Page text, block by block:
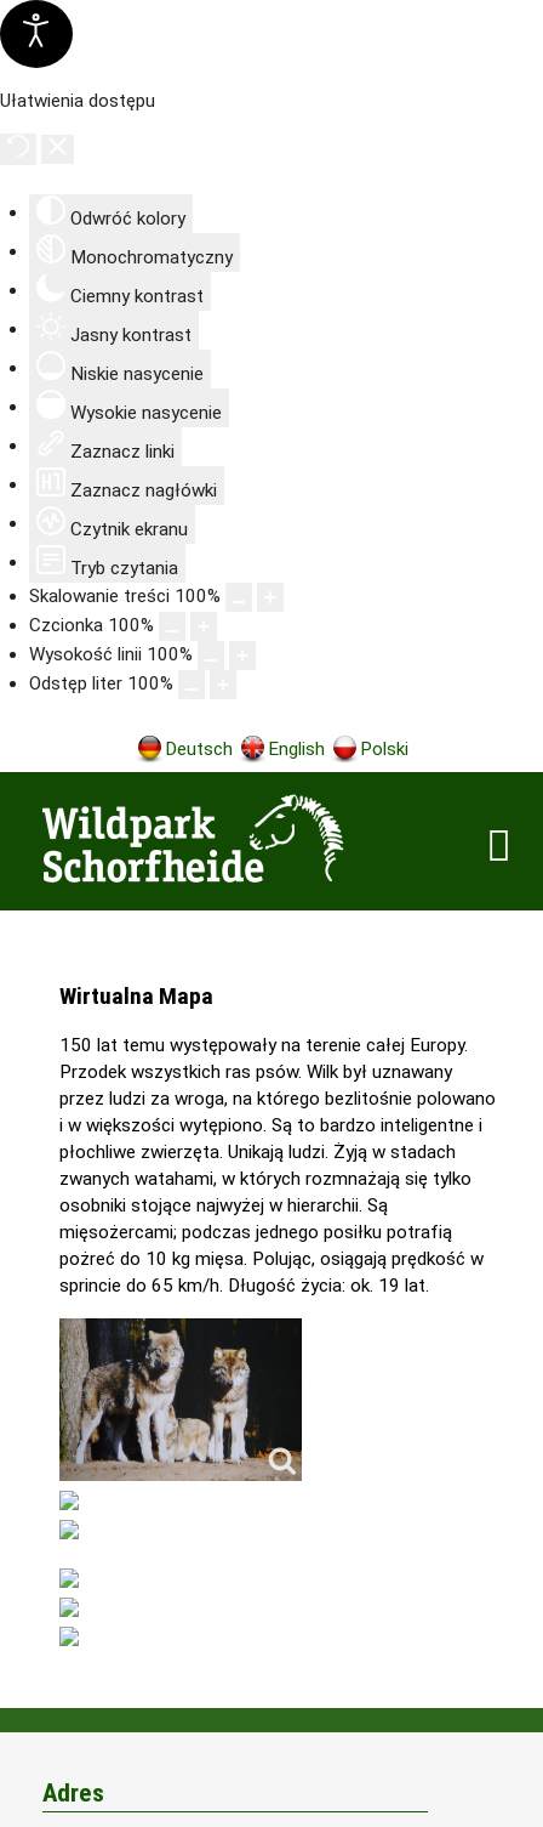
Ułatwienia dostępu
Odwróć kolory
Monochromatyczny
Ciemny kontrast
Jasny kontrast
Niskie nasycenie
Wysokie nasycenie
Zaznacz linki
Zaznacz nagłówki
Czytnik ekranu
Tryb czytania
Skalowanie treści 100%
Czcionka 100%
Wysokość linii 100%
Odstęp liter 100%
Deutsch English Polski
Wirtualna Mapa
150 lat temu występowały na terenie całej Europy.
Przodek wszystkich ras psów. Wilk był uznawany
przez ludzi za wroga, na którego bezlitośnie polowano
i w większości wytępiono. Są to bardzo inteligentne i
płochliwe zwierzęta. Unikają ludzi. Żyją w stadach
zwanych watahami, w których rozmnażają się tylko
osobniki stojące najwyżej w hierarchii. Są
mięsożercami; podczas jednego posiłku potrafią
pożreć do 10 kg mięsa. Polując, osiągają prędkość w
sprincie do 65 km/h. Długość życia: ok. 19 lat.
Adres